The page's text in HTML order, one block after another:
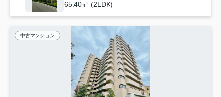
65.40㎡ (2LDK)
中古マンション